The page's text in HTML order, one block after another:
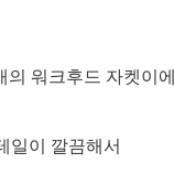
의 워크후드 자켓이
일이 깔끔해서